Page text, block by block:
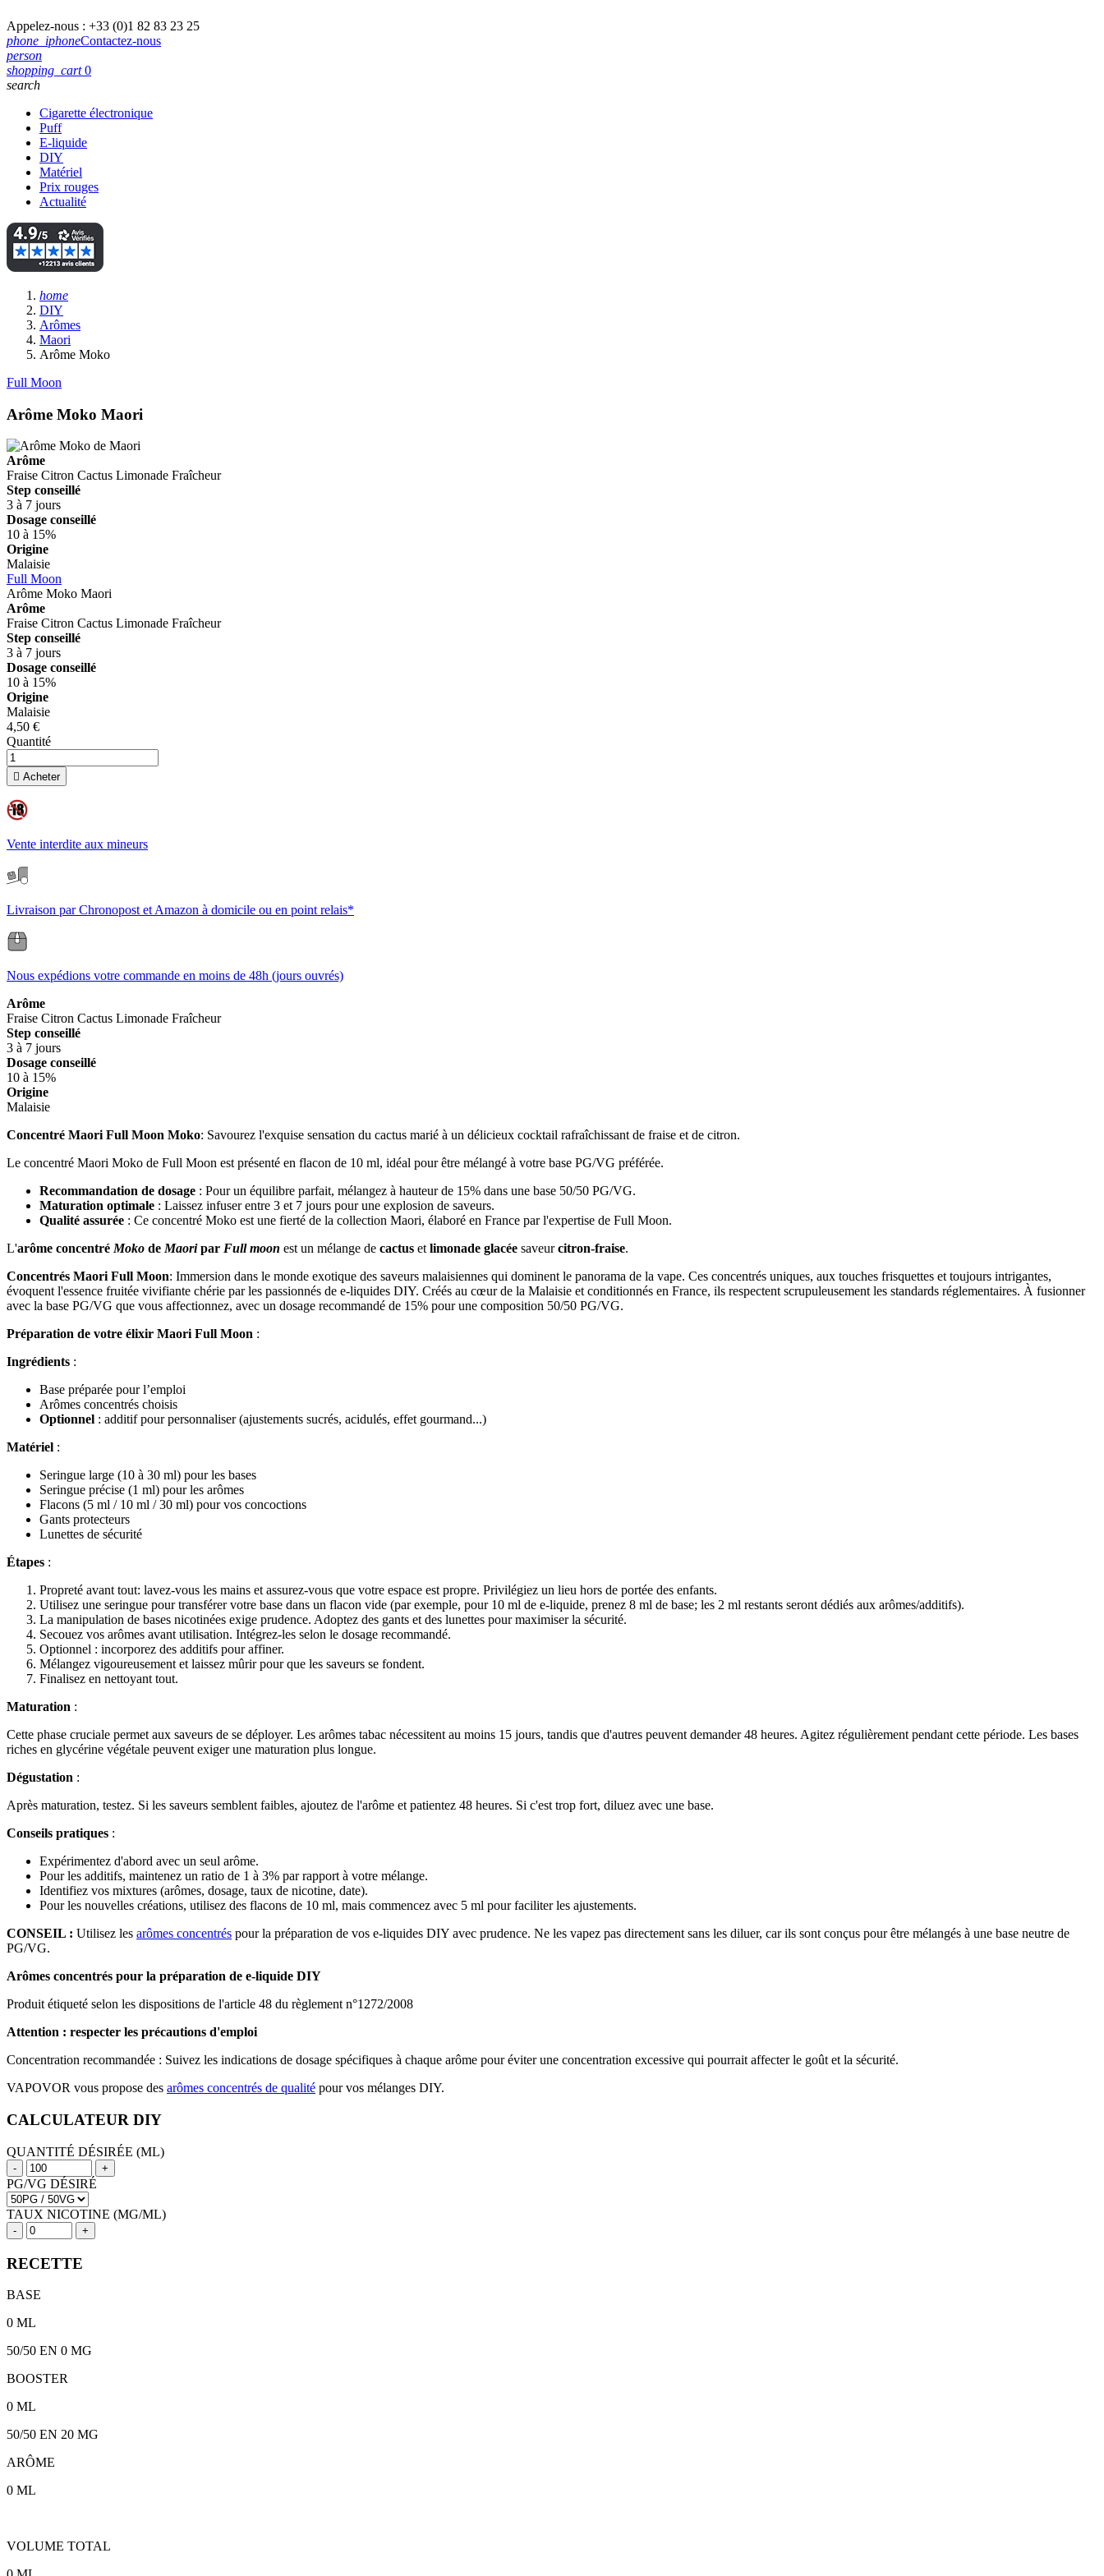
Appelez-nous : +33 (0)1 82 83 23 25
phone_iphoneContactez-nous
person
shopping_cart 0
search
Cigarette électronique
Puff
E-liquide
DIY
Matériel
Prix rouges
Actualité
home
DIY
Arômes
Maori
Arôme Moko
Full Moon
Arôme Moko Maori
Arôme
Fraise Citron Cactus Limonade Fraîcheur
Step conseillé
3 à 7 jours
Dosage conseillé
10 à 15%
Origine
Malaisie
Full Moon
Arôme Moko Maori
Arôme
Fraise Citron Cactus Limonade Fraîcheur
Step conseillé
3 à 7 jours
Dosage conseillé
10 à 15%
Origine
Malaisie
4,50 €
Quantité
 Acheter
Vente interdite aux mineurs
Livraison par Chronopost et Amazon à domicile ou en point relais*
Nous expédions votre commande en moins de 48h (jours ouvrés)
Arôme
Fraise Citron Cactus Limonade Fraîcheur
Step conseillé
3 à 7 jours
Dosage conseillé
10 à 15%
Origine
Malaisie
Concentré Maori Full Moon Moko: Savourez l'exquise sensation du cactus marié à un délicieux cocktail rafraîchissant de fraise et de citron.
Le concentré Maori Moko de Full Moon est présenté en flacon de 10 ml, idéal pour être mélangé à votre base PG/VG préférée.
Recommandation de dosage : Pour un équilibre parfait, mélangez à hauteur de 15% dans une base 50/50 PG/VG.
Maturation optimale : Laissez infuser entre 3 et 7 jours pour une explosion de saveurs.
Qualité assurée : Ce concentré Moko est une fierté de la collection Maori, élaboré en France par l'expertise de Full Moon.
L'arôme concentréMoko deMaoripar Full moon est un mélange de cactus etlimonade glacée saveurcitron-fraise.
Concentrés Maori Full Moon: Immersion dans le monde exotique des saveurs malaisiennes qui dominent le panorama de la vape. Ces concentrés uniques, aux touches frisquettes et toujours intrigantes,
évoquent l'essence fruitée vivifiante chérie par les passionnés de e-liquides DIY. Créés au cœur de la Malaisie et conditionnés en France, ils respectent scrupuleusement les standards réglementaires. À fusionner
avec la base PG/VG que vous affectionnez, avec un dosage recommandé de 15% pour une composition 50/50 PG/VG.
Préparation de votre élixir Maori Full Moon :
Ingrédients :
Base préparée pour l’emploi
Arômes concentrés choisis
Optionnel : additif pour personnaliser (ajustements sucrés, acidulés, effet gourmand...)
Matériel :
Seringue large (10 à 30 ml) pour les bases
Seringue précise (1 ml) pour les arômes
Flacons (5 ml / 10 ml / 30 ml) pour vos concoctions
Gants protecteurs
Lunettes de sécurité
Étapes :
Propreté avant tout: lavez-vous les mains et assurez-vous que votre espace est propre. Privilégiez un lieu hors de portée des enfants.
Utilisez une seringue pour transférer votre base dans un flacon vide (par exemple, pour 10 ml de e-liquide, prenez 8 ml de base; les 2 ml restants seront dédiés aux arômes/additifs).
La manipulation de bases nicotinées exige prudence. Adoptez des gants et des lunettes pour maximiser la sécurité.
Secouez vos arômes avant utilisation. Intégrez-les selon le dosage recommandé.
Optionnel : incorporez des additifs pour affiner.
Mélangez vigoureusement et laissez mûrir pour que les saveurs se fondent.
Finalisez en nettoyant tout.
Maturation :
Cette phase cruciale permet aux saveurs de se déployer. Les arômes tabac nécessitent au moins 15 jours, tandis que d'autres peuvent demander 48 heures. Agitez régulièrement pendant cette période. Les bases
riches en glycérine végétale peuvent exiger une maturation plus longue.
Dégustation :
Après maturation, testez. Si les saveurs semblent faibles, ajoutez de l'arôme et patientez 48 heures. Si c'est trop fort, diluez avec une base.
Conseils pratiques :
Expérimentez d'abord avec un seul arôme.
Pour les additifs, maintenez un ratio de 1 à 3% par rapport à votre mélange.
Identifiez vos mixtures (arômes, dosage, taux de nicotine, date).
Pour les nouvelles créations, utilisez des flacons de 10 ml, mais commencez avec 5 ml pour faciliter les ajustements.
CONSEIL : Utilisez les arômes concentrés pour la préparation de vos e-liquides DIY avec prudence. Ne les vapez pas directement sans les diluer, car ils sont conçus pour être mélangés à une base neutre de
PG/VG.
Arômes concentrés pour la préparation de e-liquide DIY
Produit étiqueté selon les dispositions de l'article 48 du règlement n°1272/2008
Attention : respecter les précautions d'emploi
Concentration recommandée : Suivez les indications de dosage spécifiques à chaque arôme pour éviter une concentration excessive qui pourrait affecter le goût et la sécurité.
VAPOVOR vous propose des arômes concentrés de qualité pour vos mélanges DIY.
CALCULATEUR DIY
QUANTITÉ DÉSIRÉE (ML)
- +
PG/VG DÉSIRÉ
TAUX NICOTINE (MG/ML)
- +
RECETTE
BASE
0 ML
50/50 EN 0 MG
BOOSTER
0 ML
50/50 EN 20 MG
ARÔME
0 ML
VOLUME TOTAL